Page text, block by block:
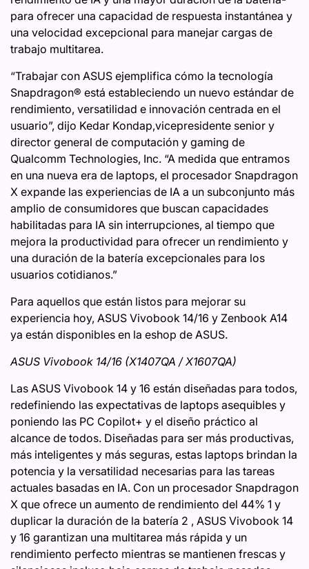
para ofrecer una capacidad de respuesta instantánea y
una velocidad excepcional para manejar cargas de
trabajo multitarea.
“Trabajar con ASUS ejemplifica cómo la tecnología
Snapdragon® está estableciendo un nuevo estándar de
rendimiento, versatilidad e innovación centrada en el
usuario”, dijo Kedar Kondap,vicepresidente senior y
director general de computación y gaming de
Qualcomm Technologies, Inc. “A medida que entramos
en una nueva era de laptops, el procesador Snapdragon
X expande las experiencias de IA a un subconjunto más
amplio de consumidores que buscan capacidades
habilitadas para IA sin interrupciones, al tiempo que
mejora la productividad para ofrecer un rendimiento y
una duración de la batería excepcionales para los
usuarios cotidianos.”
Para aquellos que están listos para mejorar su
experiencia hoy, ASUS Vivobook 14/16 y Zenbook A14
ya están disponibles en la eshop de ASUS.
ASUS Vivobook 14/16 (X1407QA / X1607QA)
Las ASUS Vivobook 14 y 16 están diseñadas para todos,
redefiniendo las expectativas de laptops asequibles y
poniendo las PC Copilot+ y el diseño práctico al
alcance de todos. Diseñadas para ser más productivas,
más inteligentes y más seguras, estas laptops brindan la
potencia y la versatilidad necesarias para las tareas
actuales basadas en IA. Con un procesador Snapdragon
X que ofrece un aumento de rendimiento del 44% 1 y
duplicar la duración de la batería 2 , ASUS Vivobook 14
y 16 garantizan una multitarea más rápida y un
rendimiento perfecto mientras se mantienen frescas y